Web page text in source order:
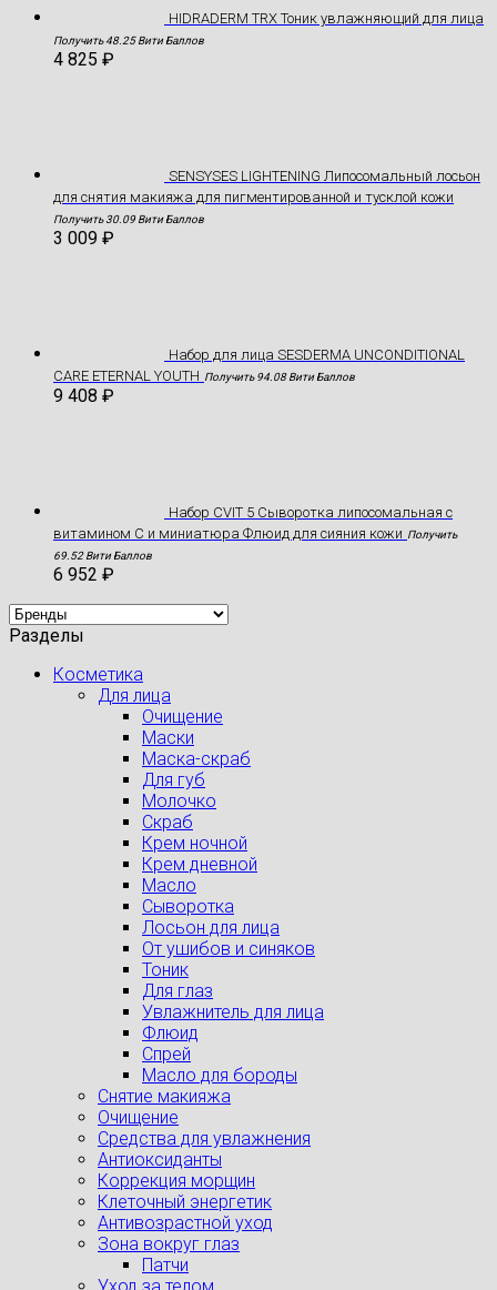
HIDRADERM TRX Тоник увлажняющий для лица
Получить 48.25 Вити Баллов
4 825 ₽
SENSYSES LIGHTENING Липосомальный лосьон
для снятия макияжа для пигментированной и тусклой кожи
Получить 30.09 Вити Баллов
3 009 ₽
Hабор для лица SESDERMA UNCONDITIONAL
CARE ETERNAL YOUTH Получить 94.08 Вити Баллов
9 408 ₽
Набор CVIT 5 Сыворотка липосомальная с
витамином С и миниатюра Флюид для сияния кожи Получить
69.52 Вити Баллов
6 952 ₽
Разделы
Косметика
Для лица
Очищение
Маски
Маска-скраб
Для губ
Молочко
Скраб
Крем ночной
Крем дневной
Масло
Сыворотка
Лосьон для лица
От ушибов и синяков
Тоник
Для глаз
Увлажнитель для лица
Флюид
Спрей
Масло для бороды
Снятие макияжа
Очищение
Средства для увлажнения
Антиоксиданты
Коррекция морщин
Клеточный энергетик
Антивозрастной уход
Зона вокруг глаз
Патчи